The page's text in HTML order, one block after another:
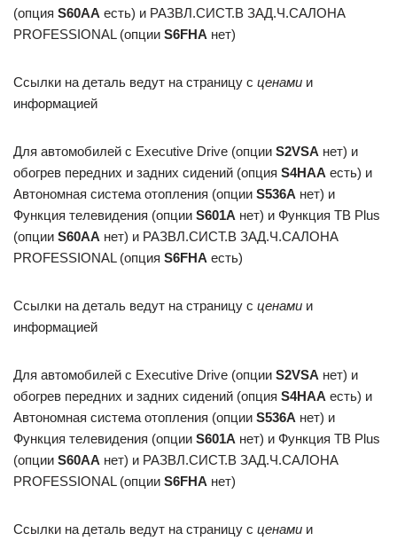
(опция S60AA есть) и РАЗВЛ.СИСТ.В ЗАД.Ч.САЛОНА
PROFESSIONAL (опции S6FHA нет)
Ссылки на деталь ведут на страницу с ценами и
информацией
Для автомобилей с Executive Drive (опции S2VSA нет) и
обогрев передних и задних сидений (опция S4HAA есть) и
Автономная система отопления (опции S536A нет) и
Функция телевидения (опции S601A нет) и Функция ТВ Plus
(опции S60AA нет) и РАЗВЛ.СИСТ.В ЗАД.Ч.САЛОНА
PROFESSIONAL (опция S6FHA есть)
Ссылки на деталь ведут на страницу с ценами и
информацией
Для автомобилей с Executive Drive (опции S2VSA нет) и
обогрев передних и задних сидений (опция S4HAA есть) и
Автономная система отопления (опции S536A нет) и
Функция телевидения (опции S601A нет) и Функция ТВ Plus
(опции S60AA нет) и РАЗВЛ.СИСТ.В ЗАД.Ч.САЛОНА
PROFESSIONAL (опции S6FHA нет)
Ссылки на деталь ведут на страницу с ценами и